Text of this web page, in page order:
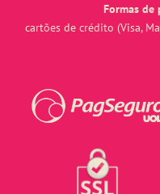
Formas de
cartões de crédito (Visa,